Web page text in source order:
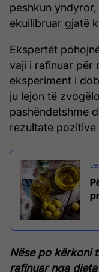
peshkun
ekuilibruar gjatë
Ekspertët
vaji i rafinuar për
eksperiment i
ju lejon të
pashëndetshme
rezultate pozitive
Nëse po kërkoni
rafinuar nga